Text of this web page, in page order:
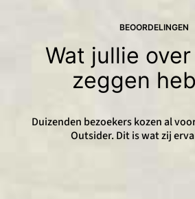
BEOORDELINGEN
Wat jullie
zeggen
Duizenden bezoekers kozen al
Outsider. Dit is wat zij